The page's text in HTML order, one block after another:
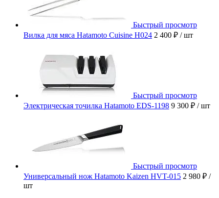
Быстрый просмотр
Вилка для мяса Hatamoto Cuisine H024 2 400 ₽ / шт
Быстрый просмотр
Электрическая точилка Hatamoto EDS-1198 9 300 ₽ / шт
Быстрый просмотр
Универсальный нож Hatamoto Kaizen HVT-015 2 980 ₽ /
шт